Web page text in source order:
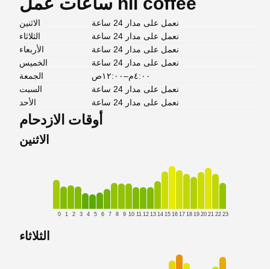
الاثنين
نعمل على مدار 24 ساعة
الثلاثاء
نعمل على مدار 24 ساعة
الأربعاء
نعمل على مدار 24 ساعة
الخميس
نعمل على مدار 24 ساعة
الجمعة
٤:٠٠م–١٢:٠٠ص
السبت
نعمل على مدار 24 ساعة
الأحد
نعمل على مدار 24 ساعة
أوقات الازدحام
الاثنين
0 1 2 3 4 5 6 7 8 9 10 11 12 13 14 15 16 17 18 19 20 21 22 23
الثلاثاء